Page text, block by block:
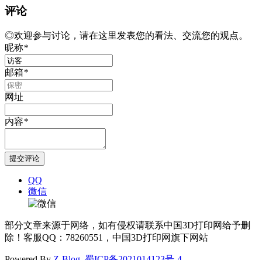
评论
◎欢迎参与讨论，请在这里发表您的看法、交流您的观点。
昵称*
邮箱*
网址
内容*
QQ
微信
部分文章来源于网络，如有侵权请联系中国3D打印网给予删
除！客服QQ：78260551，中国3D打印网旗下网站